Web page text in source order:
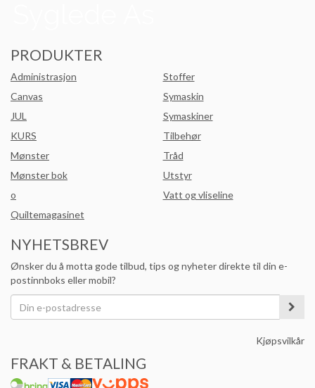
PRODUKTER
Administrasjon
Canvas
JUL
KURS
Mønster
Mønster bok
o
Quiltemagasinet
Stoffer
Symaskin
Symaskiner
Tilbehør
Tråd
Utstyr
Vatt og vliseline
NYHETSBREV
Ønsker du å motta gode tilbud, tips og nyheter direkte til din e-
postinnboks eller mobil?
Kjøpsvilkår
FRAKT & BETALING